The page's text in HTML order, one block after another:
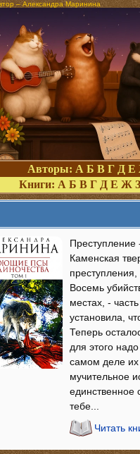
– Александра Маринина
Авторы: А Б В Г Д Е
Книги: А Б В Г Д Е Ж З
Преступление
Каменская
Восемь
местах, -
установила,
Теперь
для этого
самом деле их
мучительное
единственное
тебе...
Читать